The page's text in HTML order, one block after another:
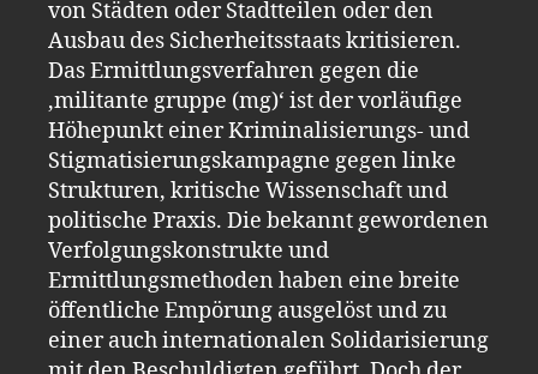
von Städten oder Stadtteilen oder den
Ausbau des Sicherheitsstaats kritisieren.
Das Ermittlungsverfahren gegen die
‚militante gruppe (mg)‘ ist der vorläufige
Höhepunkt einer Kriminalisierungs- und
Stigmatisierungskampagne gegen linke
Strukturen, kritische Wissenschaft und
politische Praxis. Die bekannt gewordenen
Verfolgungskonstrukte und
Ermittlungsmethoden haben eine breite
öffentliche Empörung ausgelöst und zu
einer auch internationalen Solidarisierung